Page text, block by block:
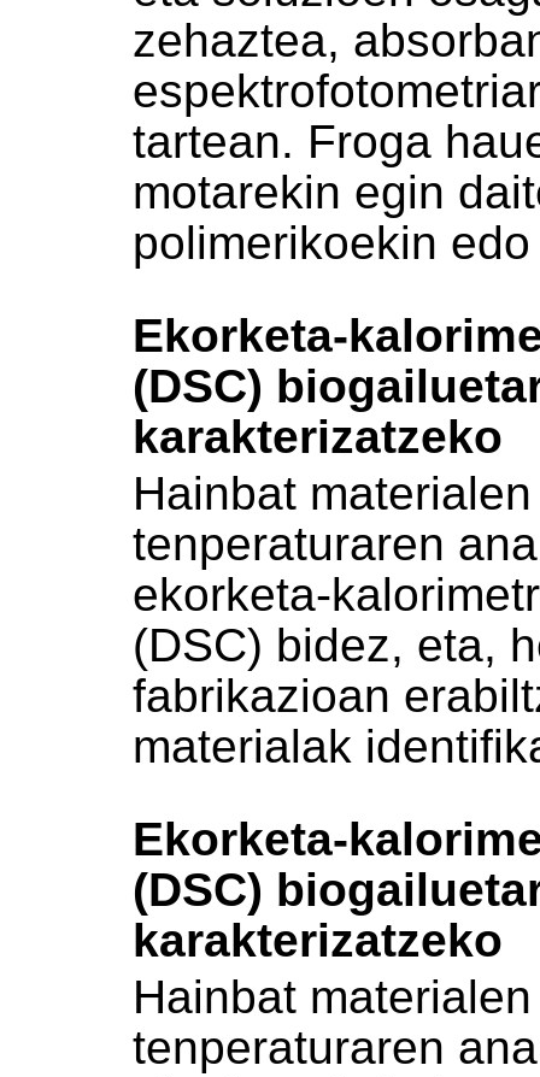
zehaztea,
tartean. Froga
motarekin egin
polimerikoekin
Ekorketa-
(DSC)
karakterizatzeko
Hainbat
tenperaturaren
ekorketa-
(DSC) bidez, eta,
fabrikazioan
materialak
Ekorketa-
(DSC)
karakterizatzeko
Hainbat
tenperaturaren